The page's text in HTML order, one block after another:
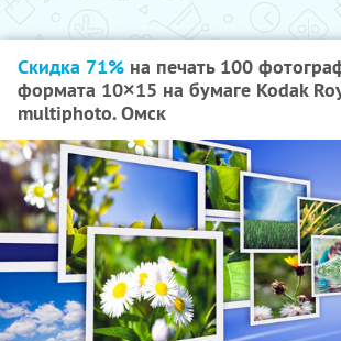
Скидка 71% на печать 100
формата 10×15 на бумаге Kodak
multiphoto. Омск